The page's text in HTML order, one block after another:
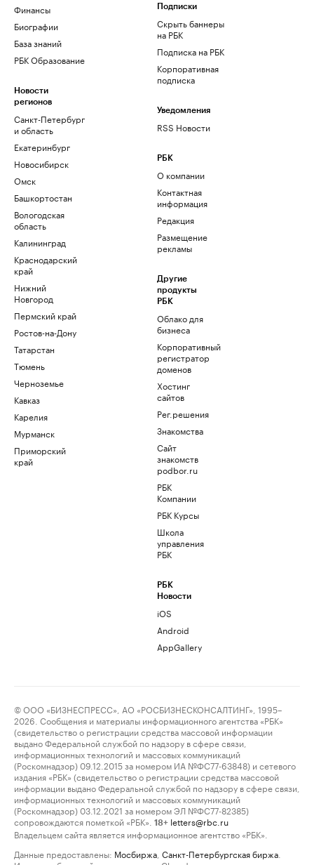
Финансы
Биографии
База знаний
РБК Образование
Новости
регионов
Санкт-Петербург
и область
Екатеринбург
Новосибирск
Омск
Башкортостан
Вологодская
область
Калининград
Краснодарский
край
Нижний
Новгород
Пермский край
Ростов-на-Дону
Татарстан
Тюмень
Черноземье
Кавказ
Карелия
Мурманск
Приморский
край
Подписки
Скрыть баннеры
на РБК
Подписка на РБК
Корпоративная
подписка
Уведомления
RSS Новости
РБК
О компании
Контактная
информация
Редакция
Размещение
рекламы
Другие
продукты
РБК
Облако для
бизнеса
Корпоративный
регистратор
доменов
Хостинг
сайтов
Рег.решения
Знакомства
Сайт
знакомств
podbor.ru
РБК
Компании
РБК Курсы
Школа
управления
РБК
РБК
Новости
iOS
Android
AppGallery
© ООО «БИЗНЕСПРЕСС», АО «РОСБИЗНЕСКОНСАЛТИНГ», 1995–
2026. Сообщения и материалы информационного агентства «РБК»
(свидетельство о регистрации средства массовой информации
выдано Федеральной службой по надзору в сфере связи,
информационных технологий и массовых коммуникаций
(Роскомнадзор) 09.12.2015 за номером ИА №ФС77-63848) и сетевого
издания «РБК» (свидетельство о регистрации средства массовой
информации выдано Федеральной службой по надзору в сфере связи,
информационных технологий и массовых коммуникаций
(Роскомнадзор) 03.12.2021 за номером ЭЛ №ФС77-82385)
сопровождаются пометкой «РБК».
18+ letters@rbc.ru
Владельцем сайта является информационное агентство «РБК».
Данные предоставлены: Мосбиржа Санкт-Петербургская биржа